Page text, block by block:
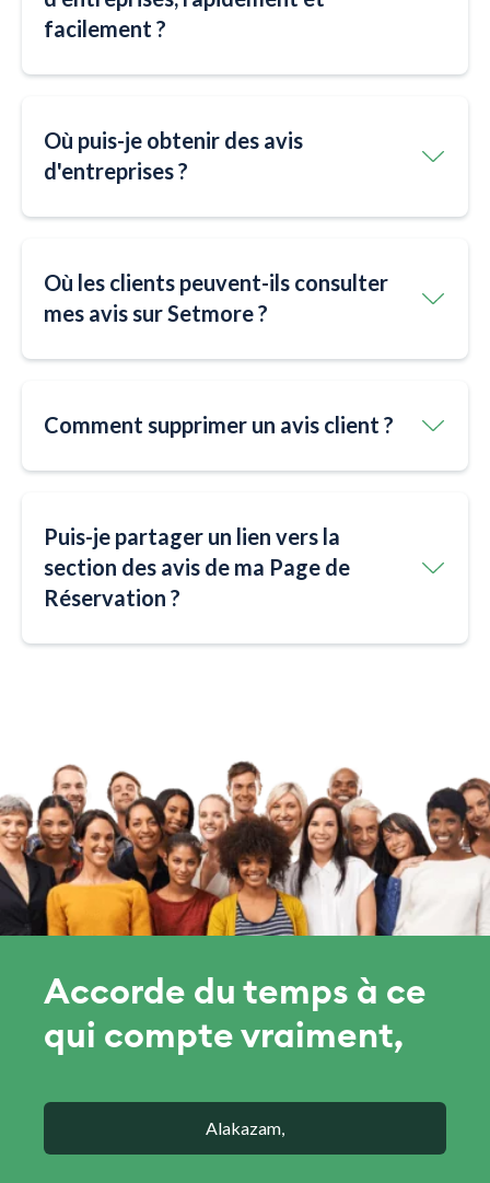
facilement ?
Où puis-je obtenir des avis
d'entreprises ?
Où les clients peuvent-ils consulter
mes avis sur Setmore ?
Comment supprimer un avis client ?
Puis-je partager un lien vers la
section des avis de ma Page de
Réservation ?
Accorde du temps à ce
qui compte vraiment,
Alakazam,